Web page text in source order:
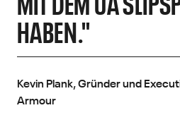
HABEN."
Kevin Plank, Gründer und
Armour